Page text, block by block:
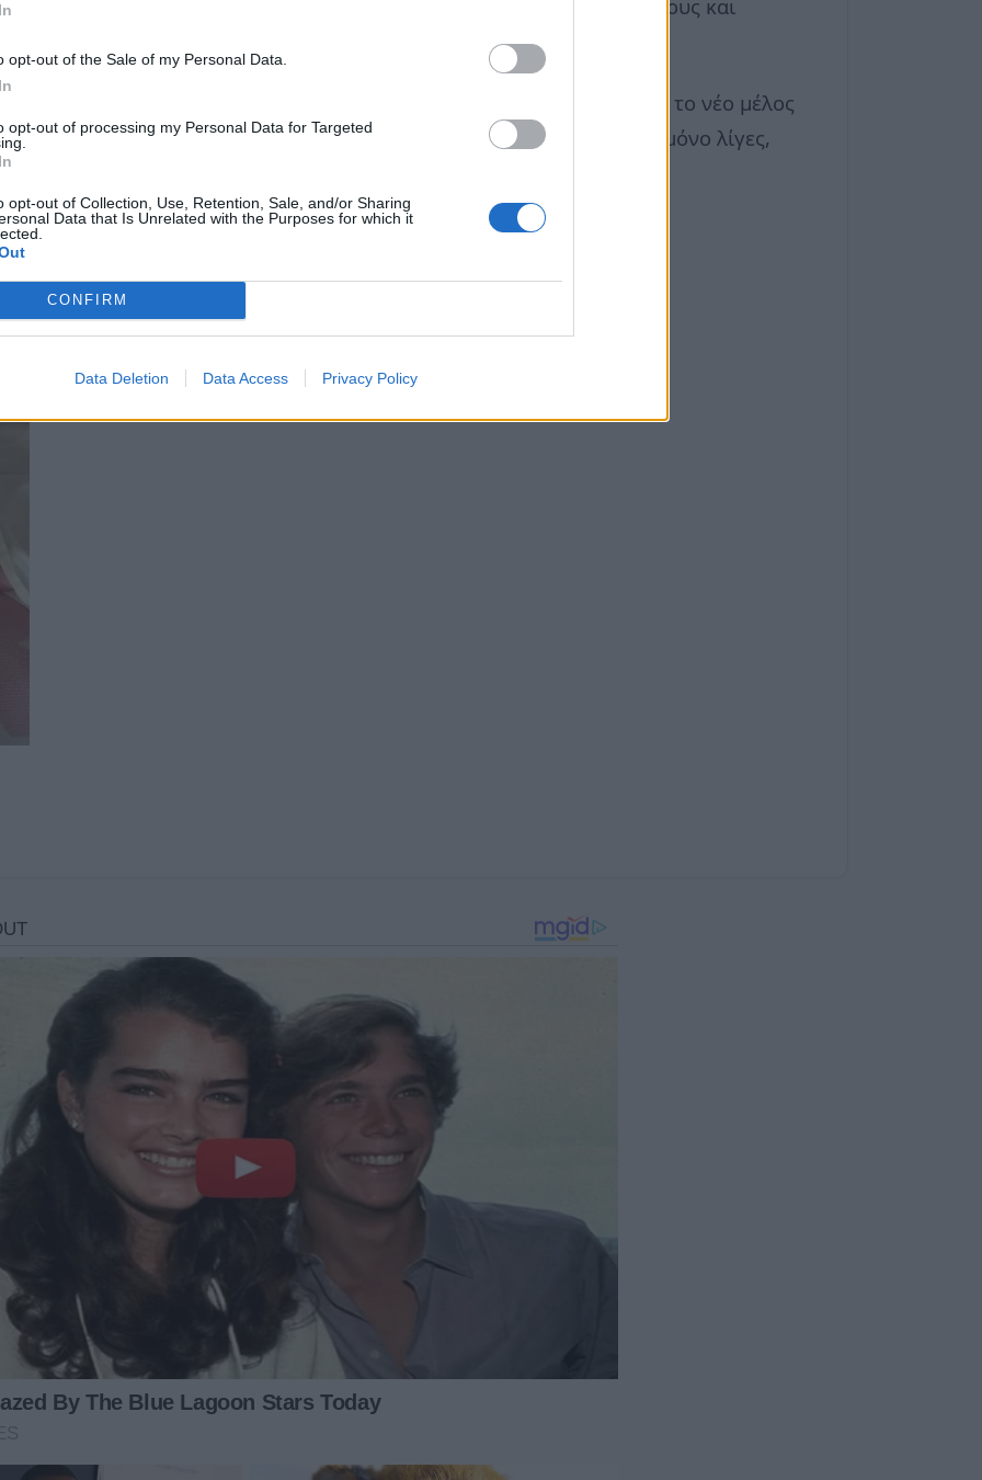
opt-out of the Sale of my Personal Data.
opt-out of processing my Personal Data for Targeted
opt-out of Collection, Use, Retention, Sale, and/or Sharing
Data that Is Unrelated with the Purposes for which it
CONFIRM
Data Deletion Data Access Privacy Policy
γέννησή της, συγκέντρωσε αμέσως θετικά σχόλια και ευχές από φίλους και
Αργυρός απολαμβάνουν αυτή την περίοδο τις πρώτες ημέρες με το νέο μέλος
όπως συνηθίζουν, χαμηλούς τόνους και επιλέγοντας να μοιράζονται μόνο λίγες,
τους ζωή.